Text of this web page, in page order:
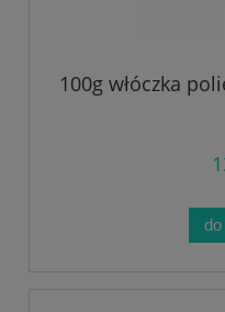
100g włóczka